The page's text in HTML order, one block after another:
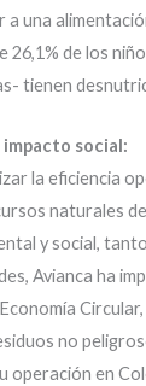
a una
26,1% de los
tienen
social:
la eficiencia
naturales
y social,
Avianca ha
no
operación en